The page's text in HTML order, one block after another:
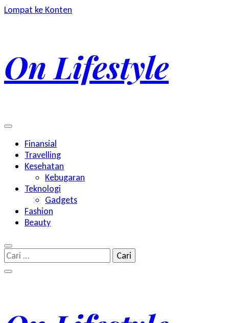
Lompat ke Konten
On Lifestyle
Finansial
Travelling
Kesehatan
Kebugaran
Teknologi
Gadgets
Fashion
Beauty
Cari
untuk: